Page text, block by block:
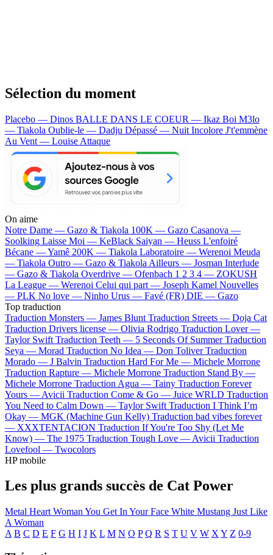
Sélection du moment
Placebo — Dinos BALLE DANS LE COEUR — Ikaz Boi M3lo
— Tiakola Oublie-le — Dadju Dépassé — Nuit Incolore J't'emmène
Au Vent — Louise Attaque
On aime
Notre Dame — Gazo & Tiakola 100K — Gazo Casanova —
Soolking Laisse Moi — KeBlack Saiyan — Heuss L'enfoiré
Bécane —Yamê 200K — Tiakola Laboratoire — Werenoi Meuda
— Tiakola Outro — Gazo & Tiakola Ailleurs — Josman Interlude
— Gazo & Tiakola Overdrive — Ofenbach 1 2 3 4 — ZOKUSH
La League — Werenoi Celui qui part — Joseph Kamel Nouvelles
— PLK No love — Ninho Urus — Favé (FR) DIE — Gazo
Top traduction
Traduction Monsters — James Blunt Traduction Streets — Doja Cat
Traduction Drivers license — Olivia Rodrigo Traduction Lover —
Taylor Swift Traduction Teeth — 5 Seconds Of Summer Traduction
Seya — Morad Traduction No Idea — Don Toliver Traduction
Morado — J Balvin Traduction Hard For Me — Michele Morrone
Traduction Rapture — Michele Morrone Traduction Stand By —
Michele Morrone Traduction Agua — Tainy Traduction Forever
Yours — Avicii Traduction Come & Go — Juice WRLD Traduction
You Need to Calm Down — Taylor Swift Traduction I Think I’m
Okay — MGK (Machine Gun Kelly) Traduction bad vibes forever
— XXXTENTACION Traduction If You're Too Shy (Let Me
Know) — The 1975 Traduction Tough Love — Avicii Traduction
Lovefool — Twocolors
HP mobile
Les plus grands succès de Cat Power
Metal Heart Woman You Get In Your Face White Mustang Just Like
A Woman
A B C D E F G H I J K L M N O P Q R S T U V W X Y Z 0-9